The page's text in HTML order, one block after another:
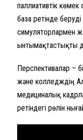
паллиативтік
база ретінде
симуляторлармен
ынтымақтастықты
Перспективалар –
және колледждің
медициналық
ретіндегі рөлін